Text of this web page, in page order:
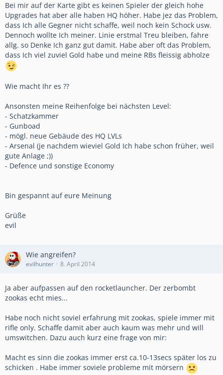
Bei mir auf der Karte gibt es keinen Spieler der gleich hohe
Upgrades hat aber alle haben HQ höher. Habe jez das Problem,
dass Ich alle Gegner nicht schaffe, weil noch kein Schock usw.
Dennoch wollte Ich meiner. Linie erstmal Treu bleiben, fahre
allg. so Denke Ich ganz gut damit. Habe aber oft das Problem,
dass Ich viel zuviel Gold habe und meine RBs fleissig abholze
Wie macht Ihr es ??
Ansonsten meine Reihenfolge bei nächsten Level:
- Schatzkammer
- Gunboad
- mögl. neue Gebäude des HQ LVLs
- Arsenal (je nachdem wieviel Gold Ich habe schon früher, weil
gute Anlage ;))
- Defence und sonstige Economy
Bin gespannt auf eure Meinung
Grüße
evil
Wie angreifen?
evilhunter 8. April 2014
Ja aber aufpassen auf den rocketlauncher. Der zerbombt
zookas echt mies...
Habe noch nicht soviel erfahrung mit zookas, spiele immer mit
rifle only. Schaffe damit aber auch kaum was mehr und will
umswitchen. Dazu auch kurz eine frage von mir:
Macht es sinn die zookas immer erst ca.10-13secs später los zu
schicken . Habe immer soviele probleme mit mörsern